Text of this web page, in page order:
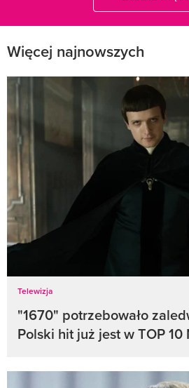
Więcej najnowszych
Telewizja
"1670" potrzebowało
Polski hit już jest w TOP 10